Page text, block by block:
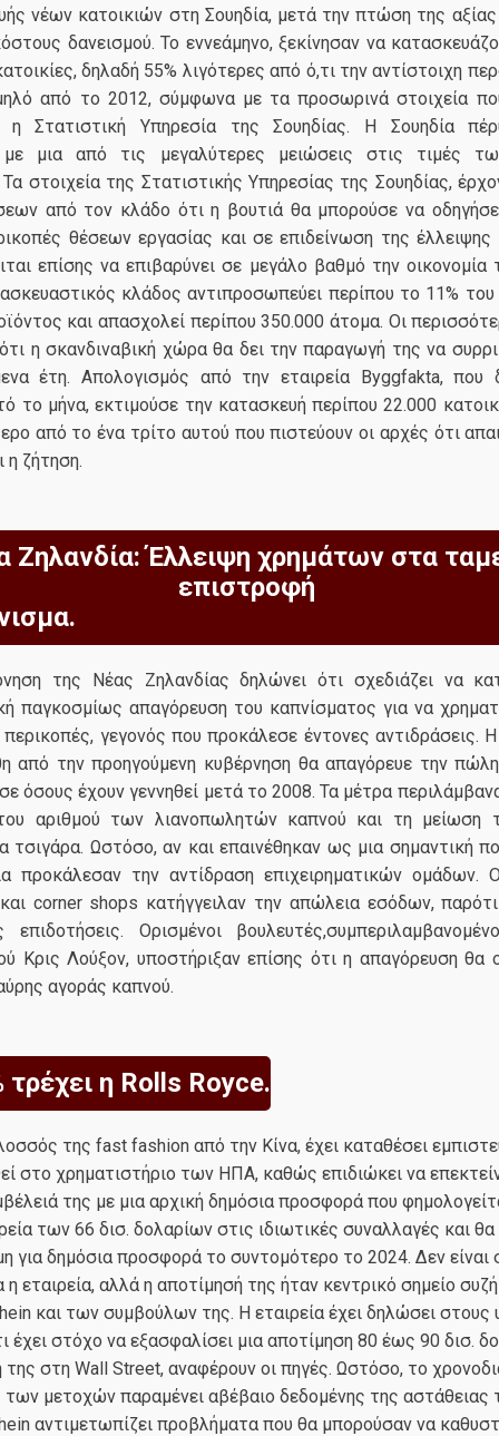
νέων κατοικιών στη Σουηδία, μετά την πτώση της
δανεισμού. Το εννεάμηνο, ξεκίνησαν να
δηλαδή 55% λιγότερες από ό,τι την αντίστοιχη
από το 2012, σύμφωνα με τα προσωρινά στοιχεία
η Στατιστική Υπηρεσία της Σουηδίας. Η Σουηδία
με μια από τις μεγαλύτερες μειώσεις στις τιμές
στοιχεία της Στατιστικής Υπηρεσίας της Σουηδίας,
από τον κλάδο ότι η βουτιά θα μπορούσε να
θέσεων εργασίας και σε επιδείνωση της έλλειψης
επίσης να επιβαρύνει σε μεγάλο βαθμό την οικονομία
κλάδος αντιπροσωπεύει περίπου το 11% του
και απασχολεί περίπου 350.000 άτομα. Οι
η σκανδιναβική χώρα θα δει την παραγωγή της να
έτη. Απολογισμός από την εταιρεία Byggfakta, που
το μήνα, εκτιμούσε την κατασκευή περίπου 22.000
από το ένα τρίτο αυτού που πιστεύουν οι αρχές ότι
η ζήτηση.
Ζηλανδία: Έλλειψη χρημάτων στα
επιστροφή
της Νέας Ζηλανδίας δηλώνει ότι σχεδιάζει να
παγκοσμίως απαγόρευση του καπνίσματος για να
γεγονός που προκάλεσε έντονες αντιδράσεις.
από την προηγούμενη κυβέρνηση θα απαγόρευε την
όσους έχουν γεννηθεί μετά το 2008. Τα μέτρα
αριθμού των λιανοπωλητών καπνού και τη μείωση
τσιγάρα. Ωστόσο, αν και επαινέθηκαν ως μια σημαντική
προκάλεσαν την αντίδραση επιχειρηματικών ομάδων.
corner shops κατήγγειλαν την απώλεια εσόδων,
επιδοτήσεις. Ορισμένοι
Κρις Λούξον, υποστήριξαν επίσης ότι η απαγόρευση θα
αγοράς καπνού.
η Rolls Royce.
της fast fashion από την Κίνα, έχει καταθέσει
στο χρηματιστήριο των ΗΠΑ, καθώς επιδιώκει να
της με μια αρχική δημόσια προσφορά που
των 66 δισ. δολαρίων στις ιδιωτικές συναλλαγές και
για δημόσια προσφορά το συντομότερο το 2024. Δεν
η εταιρεία, αλλά η αποτίμησή της ήταν κεντρικό σημείο
και των συμβούλων της. Η εταιρεία έχει δηλώσει στους
έχει στόχο να εξασφαλίσει μια αποτίμηση 80 έως 90 δισ.
της στη Wall Street, αναφέρουν οι πηγές. Ωστόσο, το
μετοχών παραμένει αβέβαιο δεδομένης της αστάθειας
αντιμετωπίζει προβλήματα που θα μπορούσαν να